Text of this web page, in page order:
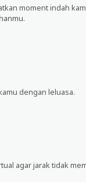
moment indah
dengan leluasa.
agar jarak tidak